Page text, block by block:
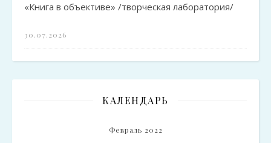
«Книга в объективе» /творческая лаборатория/
30.07.2026
КАЛЕНДАРЬ
Февраль 2022